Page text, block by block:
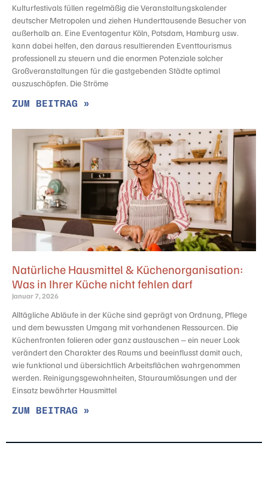
Kulturfestivals füllen regelmäßig die Veranstaltungskalender
deutscher Metropolen und ziehen Hunderttausende Besucher von
außerhalb an. Eine Eventagentur Köln, Potsdam, Hamburg usw.
kann dabei helfen, den daraus resultierenden Eventtourismus
professionell zu steuern und die enormen Potenziale solcher
Großveranstaltungen für die gastgebenden Städte optimal
auszuschöpfen. Die Ströme
ZUM BEITRAG »
Natürliche Hausmittel & Küchenorganisation:
Was in Ihrer Küche nicht fehlen darf
Januar 7, 2026
Alltägliche Abläufe in der Küche sind geprägt von Ordnung, Pflege
und dem bewussten Umgang mit vorhandenen Ressourcen. Die
Küchenfronten folieren oder ganz austauschen – ein neuer Look
verändert den Charakter des Raums und beeinflusst damit auch,
wie funktional und übersichtlich Arbeitsflächen wahrgenommen
werden. Reinigungsgewohnheiten, Stauraumlösungen und der
Einsatz bewährter Hausmittel
ZUM BEITRAG »